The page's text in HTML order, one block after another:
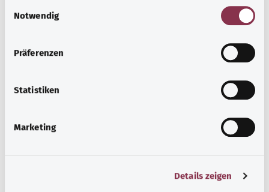
Notwendig
Präferenzen
Statistiken
Marketing
Details zeigen
Gesundheitsthemen.